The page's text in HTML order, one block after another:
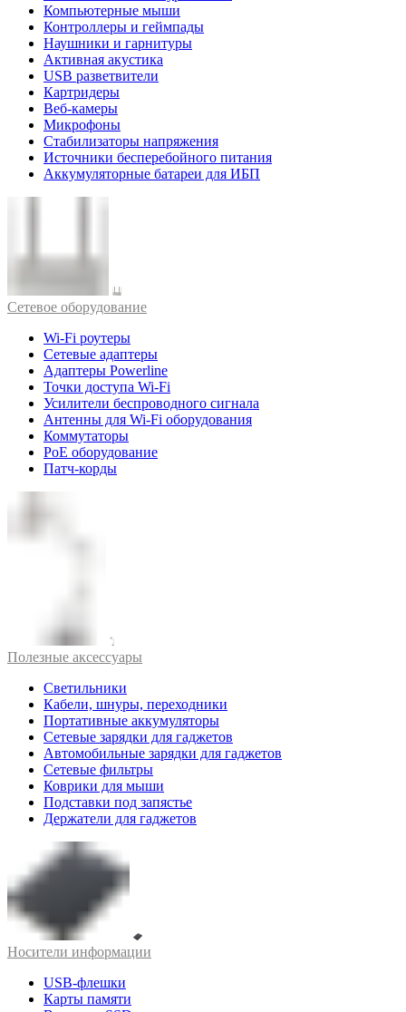
Компьютерные мыши
Контроллеры и геймпады
Наушники и гарнитуры
Активная акустика
USB разветвители
Картридеры
Веб-камеры
Микрофоны
Стабилизаторы напряжения
Источники бесперебойного питания
Аккумуляторные батареи для ИБП
Cетевое оборудование
Wi-Fi роутеры
Сетевые адаптеры
Адаптеры Powerline
Точки доступа Wi-Fi
Усилители беспроводного сигнала
Антенны для Wi-Fi оборудования
Коммутаторы
PoE оборудование
Патч-корды
Полезные аксессуары
Светильники
Кабели, шнуры, переходники
Портативные аккумуляторы
Сетевые зарядки для гаджетов
Автомобильные зарядки для гаджетов
Сетевые фильтры
Коврики для мыши
Подставки под запястье
Держатели для гаджетов
Носители информации
USB-флешки
Карты памяти